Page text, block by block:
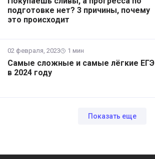
подготовке нет? 3 причины, почему
это происходит
02 февраля, 2023 1 мин
Самые сложные и самые лёгкие ЕГЭ
в 2024 году
Показать еще